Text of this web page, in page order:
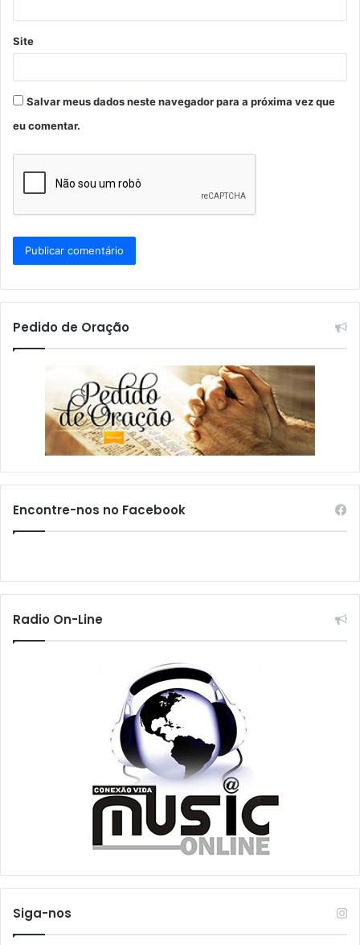
Site
Salvar meus dados neste navegador para a próxima vez que
eu comentar.
Pedido de Oração
Encontre-nos no Facebook
Radio On-Line
Siga-nos